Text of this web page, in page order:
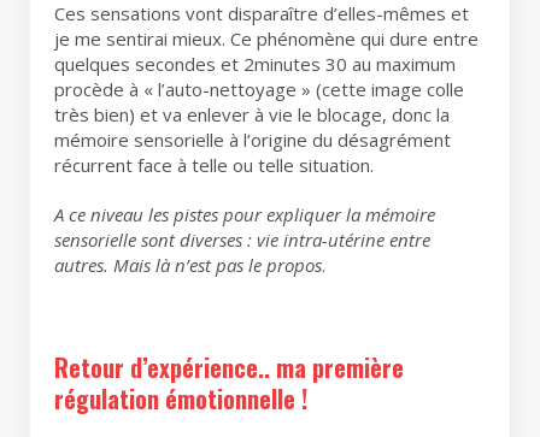
Ces sensations vont disparaître d’elles-mêmes et
je me sentirai mieux. Ce phénomène qui dure entre
quelques secondes et 2minutes 30 au maximum
procède à « l’auto-nettoyage » (cette image colle
très bien) et va enlever à vie le blocage, donc la
mémoire sensorielle à l’origine du désagrément
récurrent face à telle ou telle situation.
A ce niveau les pistes pour expliquer la mémoire
sensorielle sont diverses : vie intra-utérine entre
autres. Mais là n’est pas le propos.
Retour d’expérience.. ma première
régulation émotionnelle !